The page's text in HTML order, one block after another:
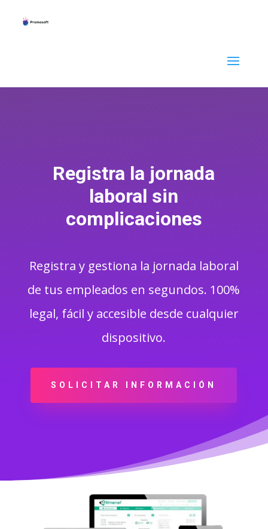
Registra la jornada
laboral sin
complicaciones
Registra y gestiona la jornada laboral
de tus empleados en segundos. 100%
legal, fácil y accesible desde cualquier
dispositivo.
SOLICITAR INFORMACIÓN